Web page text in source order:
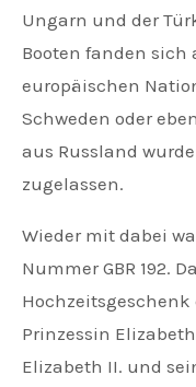
Ungarn und der
Booten fanden sich
europäischen
Schweden oder
aus Russland
zugelassen.
Wieder mit dabei
Nummer GBR 192.
Prinzessin
Elizabeth II. und